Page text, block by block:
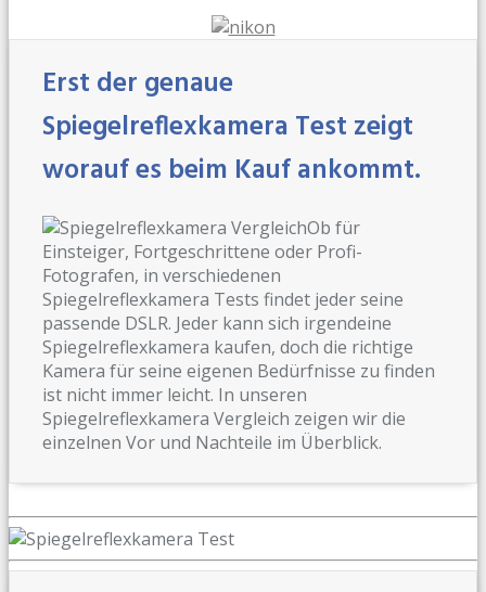
Erst der genaue
Spiegelreflexkamera Test zeigt
worauf es beim Kauf ankommt.
Ob für
Einsteiger, Fortgeschrittene oder Profi-
Fotografen, in verschiedenen
Spiegelreflexkamera Tests findet jeder seine
passende DSLR. Jeder kann sich irgendeine
Spiegelreflexkamera kaufen, doch die richtige
Kamera für seine eigenen Bedürfnisse zu finden
ist nicht immer leicht. In unseren
Spiegelreflexkamera Vergleich zeigen wir die
einzelnen Vor und Nachteile im Überblick.